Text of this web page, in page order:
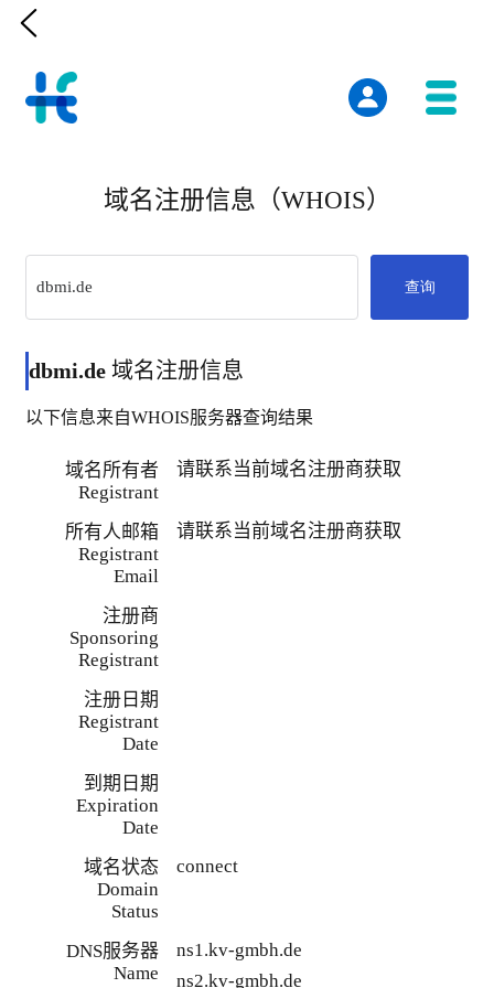

域名注册信息（WHOIS）
查询
dbmi.de 域名注册信息
以下信息来自WHOIS服务器查询结果
域名所有者
Registrant
请联系当前域名注册商获取
所有人邮箱
Registrant
Email
请联系当前域名注册商获取
注册商
Sponsoring
Registrant
注册日期
Registrant
Date
到期日期
Expiration
Date
域名状态
Domain
Status
connect
DNS服务器
Name
ns1.kv-gmbh.de
ns2.kv-gmbh.de